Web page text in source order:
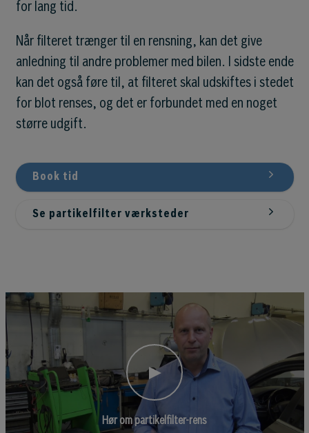
for lang tid.
Når filteret trænger til en rensning, kan det give
anledning til andre problemer med bilen. I sidste ende
kan det også føre til, at filteret skal udskiftes i stedet
for blot renses, og det er forbundet med en noget
større udgift.
Book tid
Se partikelfilter værksteder
Hør om partikelfilter-rens